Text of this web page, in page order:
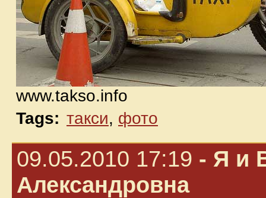
www.takso.info
Tags: такси, фото
09.05.2010 17:19 - Я и
Александровна